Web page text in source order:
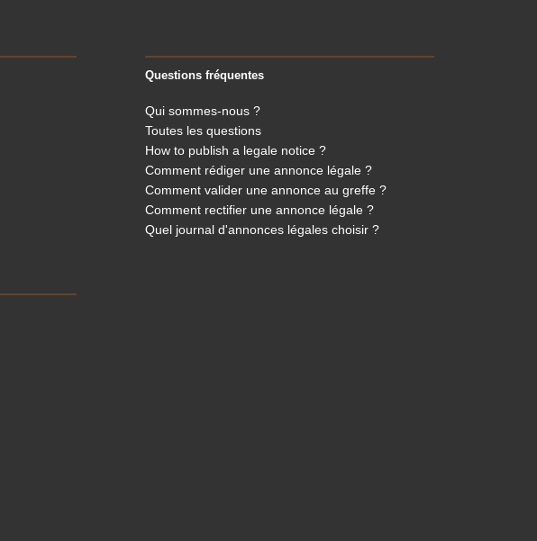
Questions fréquentes
Qui sommes-nous ?
Toutes les questions
How to publish a legale notice ?
Comment rédiger une annonce légale ?
Comment valider une annonce au greffe ?
Comment rectifier une annonce légale ?
Quel journal d'annonces légales choisir ?